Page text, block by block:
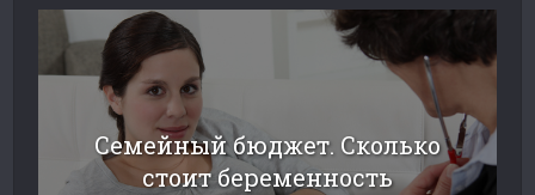
Семейный бюджет. Сколько
стоит беременность